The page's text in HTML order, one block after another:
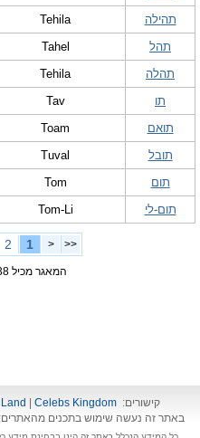
תהילה
Tehila
תהל
Tahel
תהלה
Tehila
תו
Tav
תואם
Toam
תובל
Tuval
תום
Tom
תום-לי
Tom-Li
<<
<
1
2
המאגר מכיל 3238 שמות שונים
קישורים: Celebs Kingdom
באתר זה נעשה שימוש בתכנים